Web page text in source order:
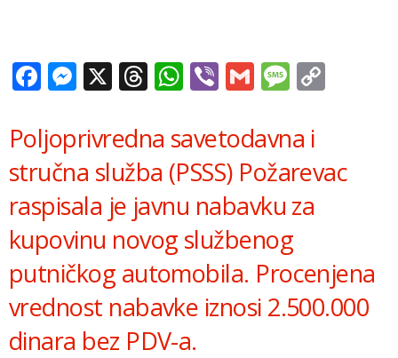
Facebook
Messenger
X Threads
WhatsApp
ViberGmail
Poljoprivredna savetodavna i
stručna služba (PSSS) Požarevac
raspisala je javnu nabavku za
kupovinu novog službenog
putničkog automobila. Procenjena
vrednost nabavke iznosi 2.500.000
dinara bez PDV-a.